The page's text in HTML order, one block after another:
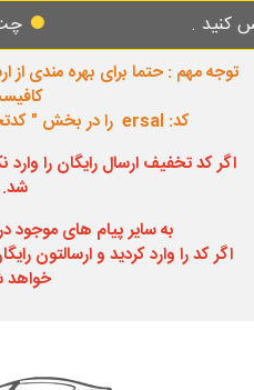
چت
کد: ersal را در بخش " کدتخفیف دارید؟ " وارد کنید.
اگر کد تخفیف ارسال رایگان را وارد
شد.
به سایر پیام های موجود
اگر کد را وارد کردید و ارسالتون
خواهد